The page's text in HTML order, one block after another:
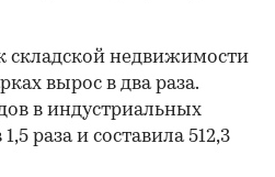
складской недвижимости
вырос в два раза.
в индустриальных
раза и составила 512,3